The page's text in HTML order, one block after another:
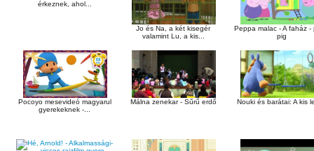
érkeznek, ahol...
Jo és Na, a két kisegér
valamint Lu, a kis...
Peppa malac - A faház -
pig
Pocoyo mesevideó magyarul
gyerekeknek -...
Málna zenekar - Sűrű erdő Nouki és barátai: A kis